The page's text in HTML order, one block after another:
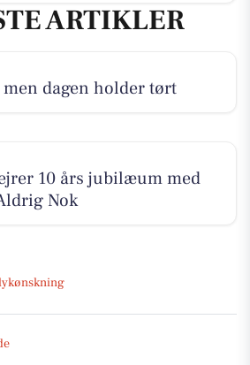
ARTIKLER
dagen holder tørt
10 års jubilæum med
Nok